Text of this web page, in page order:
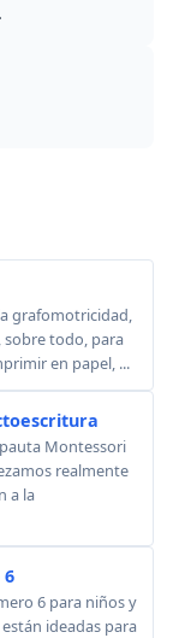
grafomotricidad,
sobre todo, para
en papel, ...
Montessori
realmente
a la
6 para niños y
ideadas para